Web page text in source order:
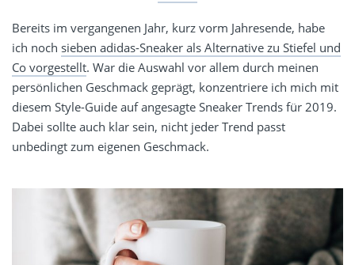
Bereits im vergangenen Jahr, kurz vorm Jahresende, habe
ich noch sieben adidas-Sneaker als Alternative zu Stiefel und
Co vorgestellt. War die Auswahl vor allem durch meinen
persönlichen Geschmack geprägt, konzentriere ich mich mit
diesem Style-Guide auf angesagte Sneaker Trends für 2019.
Dabei sollte auch klar sein, nicht jeder Trend passt
unbedingt zum eigenen Geschmack.